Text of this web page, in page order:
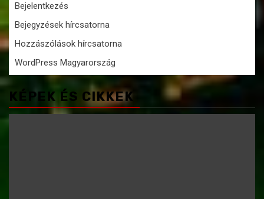
Bejelentkezés
Bejegyzések hírcsatorna
Hozzászólások hírcsatorna
WordPress Magyarország
KÉPEK ÉS CIKKEK